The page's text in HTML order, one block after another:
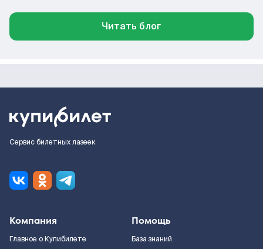
Читать блог
Сервис билетных лазеек
Компания
Главное о Купибилете
Помощь
База знаний